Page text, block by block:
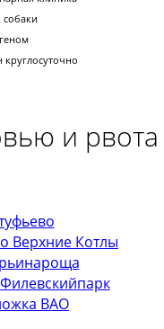
собаки
круглосуточно
и рвота
Верхние Котлы
ВАО